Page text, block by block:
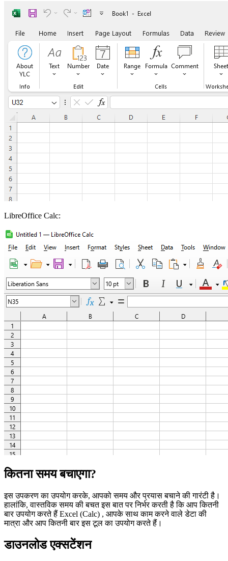
LibreOffice Calc:
कितना समय बचाएगा?
इस उपकरण का उपयोग करके, आपको समय और प्रयास बचाने की गारंटी है।
हालांकि, वास्तविक समय की बचत इस बात पर निर्भर करती है कि आप कितनी
बार उपयोग करते हैं Excel (Calc) , आपके साथ काम करने वाले डेटा की
मात्रा और आप कितनी बार इस टूल का उपयोग करते हैं।
डाउनलोड एक्सटेंशन